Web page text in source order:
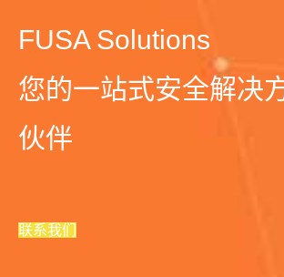
FUSA Solutions
您的一站式安全解决
伙伴
联系我们